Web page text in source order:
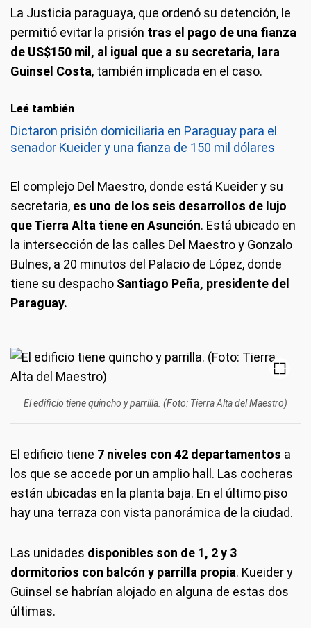
La Justicia paraguaya, que ordenó su detención, le
permitió evitar la prisión tras el pago de una fianza
de US$150 mil, al igual que a su secretaria, Iara
Guinsel Costa, también implicada en el caso.
Leé también
Dictaron prisión domiciliaria en Paraguay para el
senador Kueider y una fianza de 150 mil dólares
El complejo Del Maestro, donde está Kueider y su
secretaria, es uno de los seis desarrollos de lujo
que Tierra Alta tiene en Asunción. Está ubicado en
la intersección de las calles Del Maestro y Gonzalo
Bulnes, a 20 minutos del Palacio de López, donde
tiene su despacho Santiago Peña, presidente del
Paraguay.
El edificio tiene quincho y parrilla. (Foto: Tierra Alta del Maestro)
El edificio tiene 7 niveles con 42 departamentos a
los que se accede por un amplio hall. Las cocheras
están ubicadas en la planta baja. En el último piso
hay una terraza con vista panorámica de la ciudad.
Las unidades disponibles son de 1, 2 y 3
dormitorios con balcón y parrilla propia. Kueider y
Guinsel se habrían alojado en alguna de estas dos
últimas.